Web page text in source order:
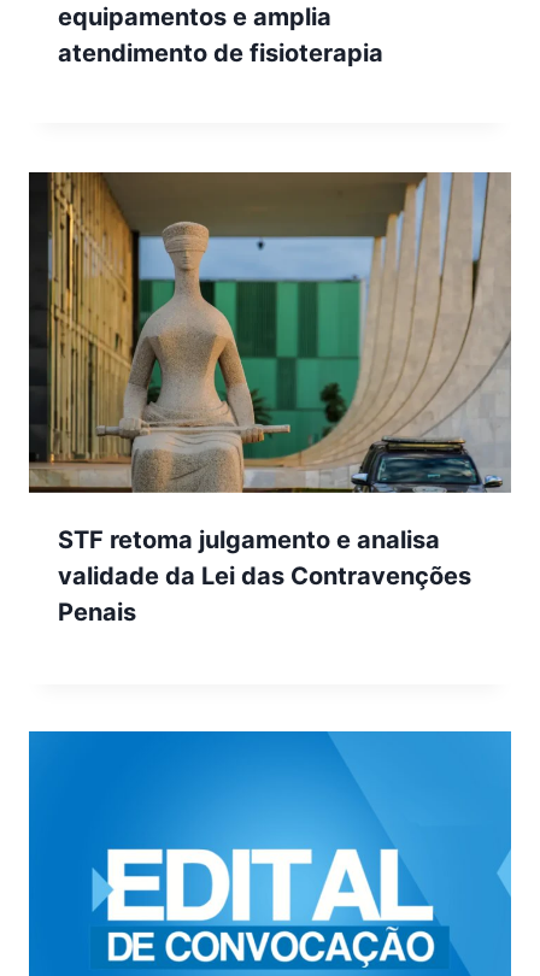
equipamentos e amplia
atendimento de fisioterapia
STF retoma julgamento e analisa
validade da Lei das Contravenções
Penais